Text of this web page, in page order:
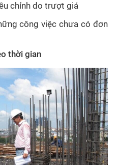
chỉnh do trượt giá
công việc chưa có đơn
thời gian